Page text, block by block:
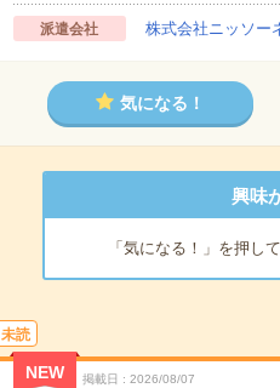
派遣会社 株式会社ニッソー
気になる！
興味
「気になる！」を押し
未読
NEW 掲載日 2026/08/07